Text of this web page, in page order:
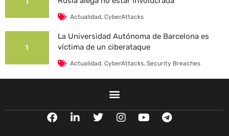
Actualidad, CyberAttacks
1
La Universidad Autónoma de Barcelona es
víctima de un ciberataque
Actualidad, CyberAttacks, Security Breaches
F
L
i
T
I
Y
o
T